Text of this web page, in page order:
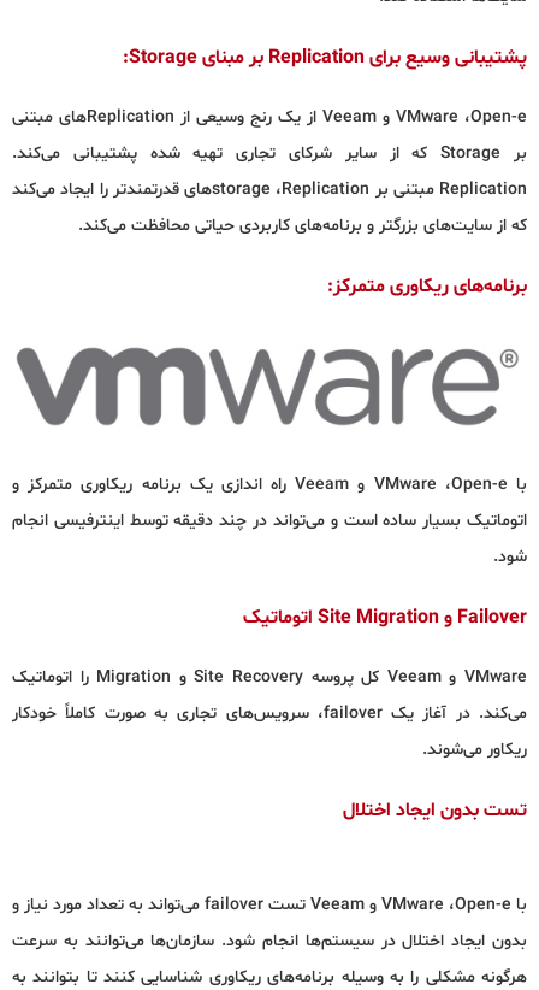
پشتیبانی وسیع برای Replication بر مبنای Storage:
VMware ،Open-e و Veeam از یک رنج وسیعی از Replicationهای مبتنی
بر Storage که از سایر شرکای تجاری تهیه شده پشتیبانی می‌کند.
Replication مبتنی بر storage ،Replicationهای قدرتمندتر را ایجاد می‌کند
که از سایت‌های بزرگتر و برنامه‌های کاربردی حیاتی محافظت می‌کند.
برنامه‌های ریکاوری متمرکز:
با VMware ،Open-e و Veeam راه اندازی یک برنامه ریکاوری متمرکز و
اتوماتیک بسیار ساده است و می‌تواند در چند دقیقه توسط اینترفیسی انجام
شود.
Failover و Site Migration اتوماتیک
VMware و Veeam کل پروسه Site Recovery و Migration را اتوماتیک
می‌کند. در آغاز یک failover، سرویس‌های تجاری به صورت کاملاً خودکار
ریکاور می‌شوند.
تست بدون ایجاد اختلال
با VMware ،Open-e و Veeam تست failover می‌تواند به تعداد مورد نیاز و
بدون ایجاد اختلال در سیستم‌ها انجام شود. سازمان‌ها می‌توانند به سرعت
هرگونه مشکلی را به وسیله برنامه‌های ریکاوری شناسایی کنند تا بتوانند به